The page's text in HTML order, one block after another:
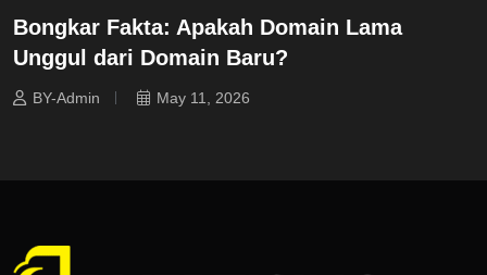
Bongkar Fakta: Apakah Domain Lama
Unggul dari Domain Baru?
BY-Admin May 11, 2026